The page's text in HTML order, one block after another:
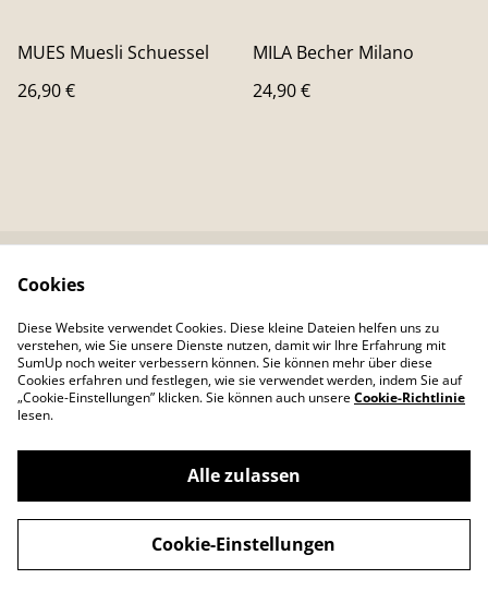
MUES Muesli Schuessel
26,90 €
MILA Becher Milano
24,90 €
Kontaktieren Sie uns
Datenschutzbestimm
ungen von SumUp
Cookie-Richtlinie
©2026Colour Your Day
powered by
Cookies
Diese Website verwendet Cookies. Diese kleine Dateien helfen uns zu
verstehen, wie Sie unsere Dienste nutzen, damit wir Ihre Erfahrung mit
SumUp noch weiter verbessern können. Sie können mehr über diese
Cookies erfahren und festlegen, wie sie verwendet werden, indem Sie auf
„Cookie-Einstellungen” klicken. Sie können auch unsereCookie-Richtlinie
lesen.
Alle zulassen
Cookie-Einstellungen